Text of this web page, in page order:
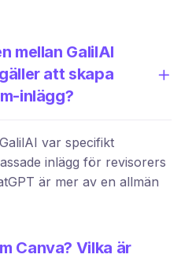
mellan GalilAI
att skapa
inlägg?
var specifikt
inlägg för revisorers
är mer av en allmän
Canva? Vilka är